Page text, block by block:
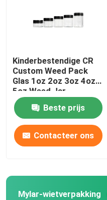
Producten
Kinderbestendige CR
Custom Weed Pack
Glas 1oz 2oz 3oz 4oz
5oz Weed Jar
Beste prijs
Contacteer ons
Mylar-wietverpakking